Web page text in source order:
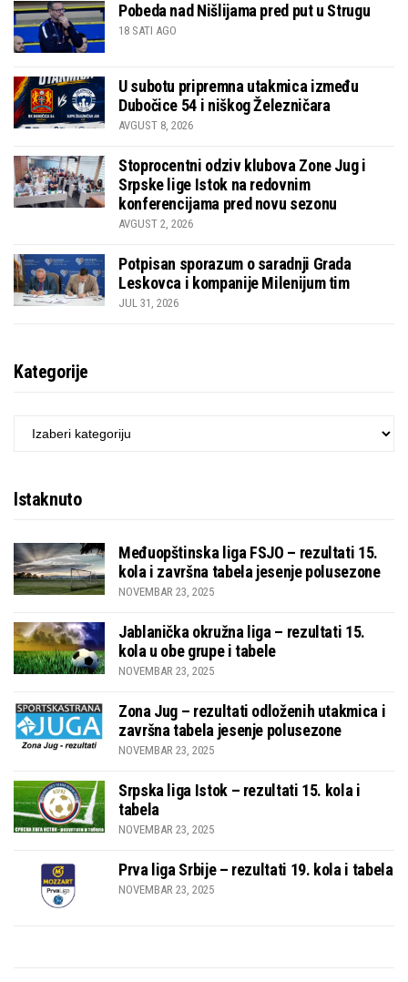
Pobeda nad Nišlijama pred put u Strugu
18 SATI AGO
U subotu pripremna utakmica između
Dubočice 54 i niškog Železničara
AVGUST 8, 2026
Stoprocentni odziv klubova Zone Jug i
Srpske lige Istok na redovnim
konferencijama pred novu sezonu
AVGUST 2, 2026
Potpisan sporazum o saradnji Grada
Leskovca i kompanije Milenijum tim
JUL 31, 2026
Kategorije
KATEGORIJE
Istaknuto
Međuopštinska liga FSJO – rezultati 15.
kola i završna tabela jesenje polusezone
NOVEMBAR 23, 2025
Jablanička okružna liga – rezultati 15.
kola u obe grupe i tabele
NOVEMBAR 23, 2025
Zona Jug – rezultati odloženih utakmica i
završna tabela jesenje polusezone
NOVEMBAR 23, 2025
Srpska liga Istok – rezultati 15. kola i
tabela
NOVEMBAR 23, 2025
Prva liga Srbije – rezultati 19. kola i tabela
NOVEMBAR 23, 2025